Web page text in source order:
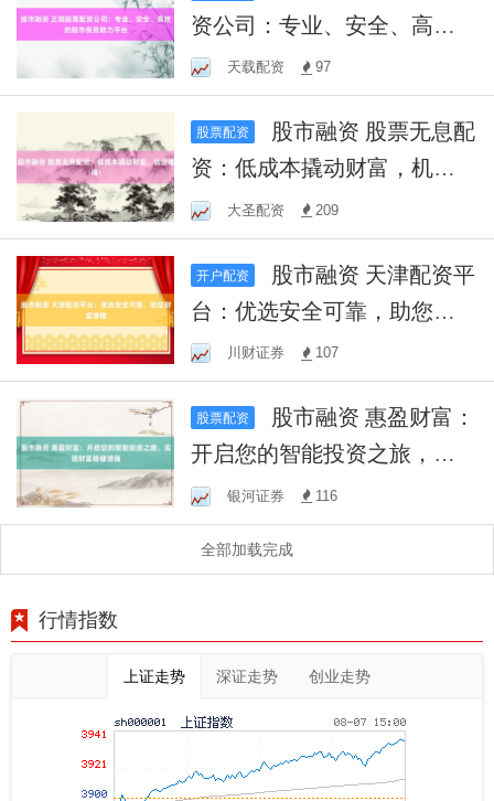
资公司：专业、安全、高效
的股市投资助力平台
天载配资 97
股票配资
资：低成本撬动财富，机会
难得！大圣配资 209
开户配资
台：优选安全可靠，助您财
富增值川财证券 107
股票配资
开启您的智能投资之旅，实
现财富稳健增值
银河证券 116
全部加载完成
行情指数
上证走势 深证走势 创业走势